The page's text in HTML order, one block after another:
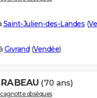
Saint-Julien-des-Landes (
Givrand (Vendée)
(70 ans)
obsèques